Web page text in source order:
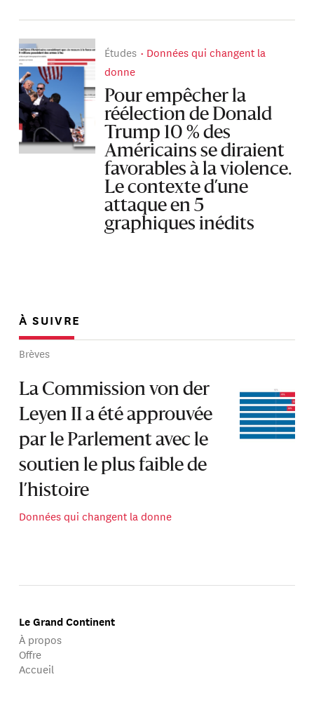
Études
Données qui changent la
donne
Pour empêcher la
réélection de Donald
Trump 10 % des
Américains se diraient
favorables à la violence.
Le contexte d’une
attaque en 5
graphiques inédits
À SUIVRE
Brèves
La Commission von der
Leyen II a été approuvée
par le Parlement avec le
soutien le plus faible de
l’histoire
Données qui changent la donne
Le Grand Continent
À propos
Offre
Accueil